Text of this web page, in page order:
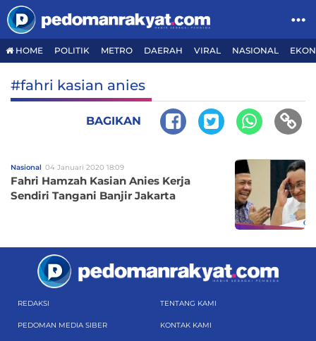
HOME POLITIK METRO DAERAH VIRAL NASIONAL
#fahri kasian anies
BAGIKAN
Nasional 04 Januari 2020 18:09
Fahri Hamzah Kasian Anies Kerja
Sendiri Tangani Banjir Jakarta
REDAKSI TENTANG KAMI
PEDOMAN MEDIA SIBER KONTAK KAMI